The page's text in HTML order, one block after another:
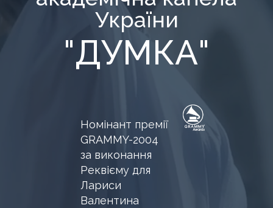
України
"ДУМКА"
Номінант премії
GRAMMY-2004
за виконання
Реквієму для
Лариси
Валентина